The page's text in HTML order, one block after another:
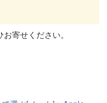
寄せください。